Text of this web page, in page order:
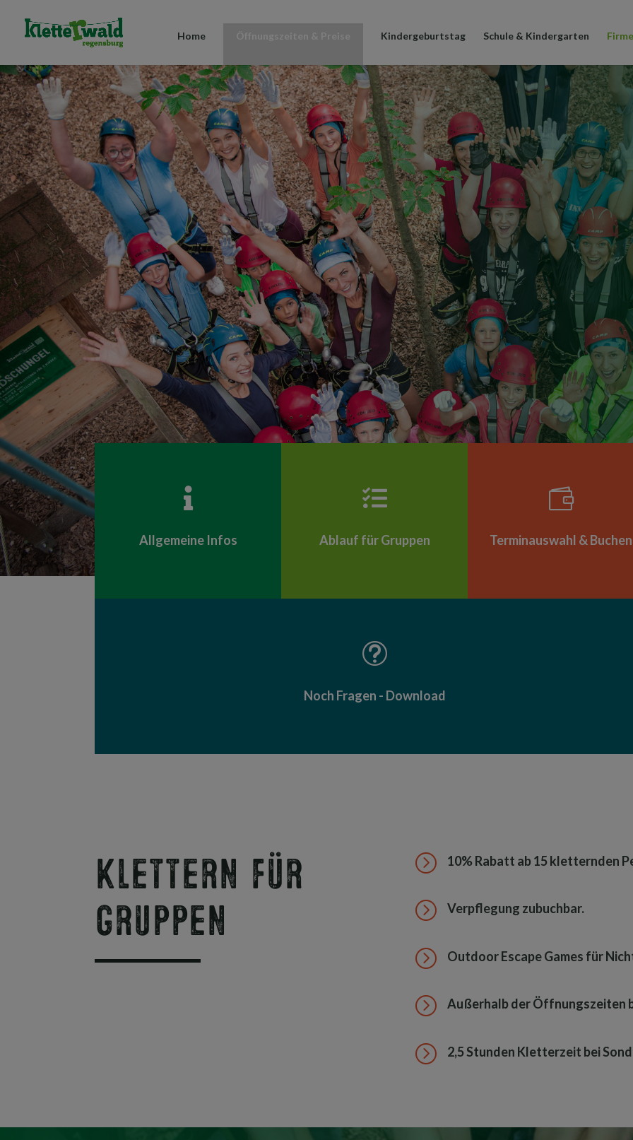
Home Kindergeburtstag Schule & Kindergarten

Allgemeine Infos

Ablauf für Gruppen

Terminauswahl & Buchen
t
Noch Fragen - Download
Klettern für
Gruppen
= 10% Rabatt ab 15 kletternden
= Verpflegung zubuchbar.
= Outdoor Escape Games für
= Außerhalb der Öffnungszeiten
= 2,5 Stunden Kletterzeit bei